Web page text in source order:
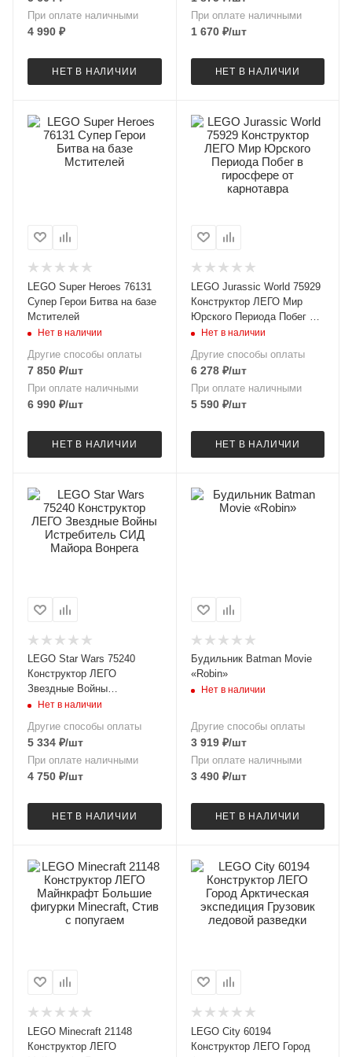
При оплате наличными
4 990 ₽
НЕТ В НАЛИЧИИ
При оплате наличными
1 670₽/шт
НЕТ В НАЛИЧИИ
LEGO Super Heroes 76131
Супер Герои Битва на базе
Мстителей
Нет в наличии
Другие способы оплаты
7 850 ₽/шт
При оплате наличными
6 990 ₽/шт
НЕТ В НАЛИЧИИ
LEGO Jurassic World 75929
Конструктор ЛЕГО Мир
Юрского Периода Побег в
гиросфере от карнотавра
Нет в наличии
Другие способы оплаты
6 278₽/шт
При оплате наличными
5 590₽/шт
НЕТ В НАЛИЧИИ
LEGO Star Wars 75240
Конструктор ЛЕГО
Звездные Войны
Истребитель СИД Майора
Нет в наличии
Другие способы оплаты
5 334 ₽/шт
При оплате наличными
4 750 ₽/шт
НЕТ В НАЛИЧИИ
Будильник Batman Movie
«Robin»
Нет в наличии
Другие способы оплаты
3 919₽/шт
При оплате наличными
3 490₽/шт
НЕТ В НАЛИЧИИ
LEGO Minecraft 21148
Конструктор ЛЕГО
LEGO City 60194
Конструктор ЛЕГО Город